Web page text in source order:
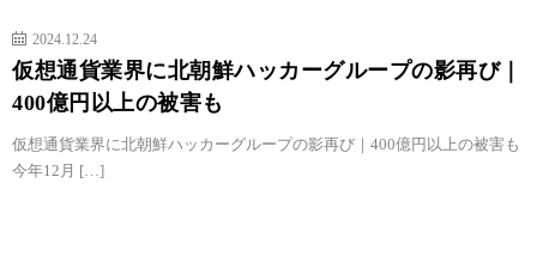
2024.12.24
仮想通貨業界に北朝鮮ハッカーグループの影再び｜
400億円以上の被害も
仮想通貨業界に北朝鮮ハッカーグループの影再び｜400億円以上の被害も
今年12月 […]